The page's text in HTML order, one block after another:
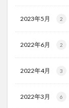
2023年5月 2
2022年6月 2
2022年4月 3
2022年3月 6